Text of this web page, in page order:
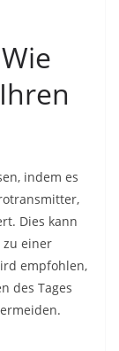
indem es
Dies kann
zu einer
empfohlen,
des Tages